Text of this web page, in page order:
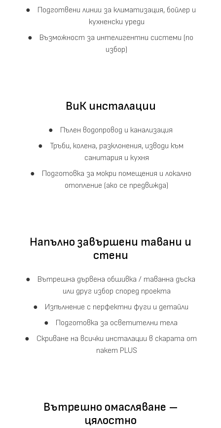
Подготвени линии за климатизация, бойлер и
кухненски уреди
Възможност за интелигентни системи (по
избор)
ВиК инсталации
Пълен водопровод и канализация
Тръби, колена, разклонения, изводи към
санитария и кухня
Подготовка за мокри помещения и локално
отопление (ако се предвижда)
Напълно завършени тавани и
стени
Вътрешна дървена обшивка / таванна дъска
или друг избор според проекта
Изпълнение с перфектни фуги и детайли
Подготовка за осветителни тела
Скриване на всички инсталации в скарата от
пакет PLUS
Вътрешно омасляване –
цялостно